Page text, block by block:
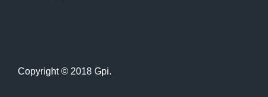
Copyright © 2018 Gpi.